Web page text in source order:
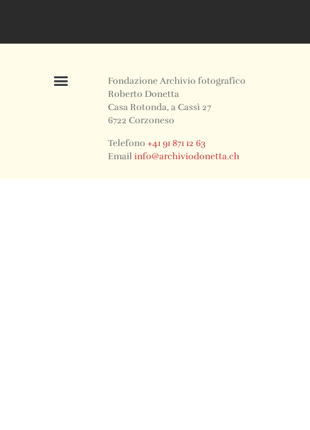
Fondazione Archivio fotografico
Roberto Donetta
Casa Rotonda, a Cassì 27
6722 Corzoneso
Telefono+41 91 871 12 63
Emailinfo@archiviodonetta.ch